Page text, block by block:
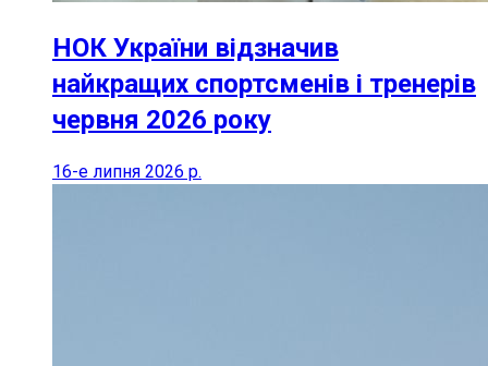
НОК України відзначив
найкращих спортсменів і тренерів
червня 2026 року
16-е липня 2026 р.